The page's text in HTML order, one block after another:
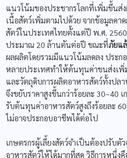
แนวโน้มของประชากรโลกที่เพิ่มขึ้นส่
เนื้อสัตว์เพิ่มตามไปด้วย จากข้อมูลคา
สัตว์ในประเทศไทยตั้งแต่ปี พ.ศ.
ประมาณ 20 ล้านตันต่อปี ขณะที่ภัยแ
ผลผลิตโดยรวมมีแนวโน้มลดลง ประก
หลายประเทศทำให้ต้นทุนค่าขนส่งเพิ่
และวัตถุดิบการผลิตอาหารสัตว์ทั้งปล
จึงขยับราคาสูงขึ้นกว่าร้อยละ 30–40
รับต้นทุนค่าอาหารสัตว์สูงถึงร้อยละ
ไม่อาจประกอบอาชีพได้ต่อไป
เกษตรกรผู้เลี้ยงสัตว์จำเป็นต้องปรับ
อาหารสัตว์ให้ได้มากที่สุด วิธีการหนึ่ง